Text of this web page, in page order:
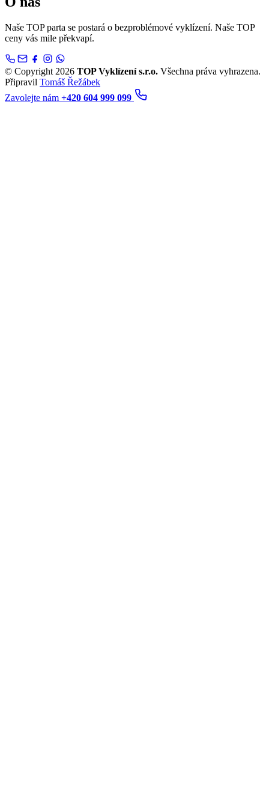
Naše TOP parta se postará o bezproblémové vyklízení. Naše TOP
ceny vás mile překvapí.
© Copyright 2026 TOP Vyklízení s.r.o. Všechna práva vyhrazena.
Připravil Tomáš Řežábek
Zavolejte nám +420 604 999 099